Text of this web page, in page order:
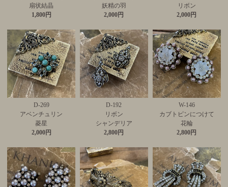
扇状結晶
1,800円
妖精の羽
2,000円
リボン
2,000円
D-269
アベンチュリン
菱星
2,000円
D-192
リボン
シャンデリア
2,800円
W-146
カブトピンにつけて
花輪
2,800円